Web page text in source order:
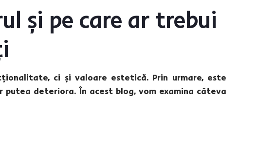
și pe care ar trebui
ci și valoare estetică. Prin urmare, este
deteriora. În acest blog, vom examina câteva